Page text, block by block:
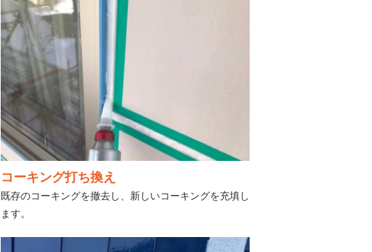
コーキング打ち換え
既存のコーキングを撤去し、新しいコーキングを充填し
ます。